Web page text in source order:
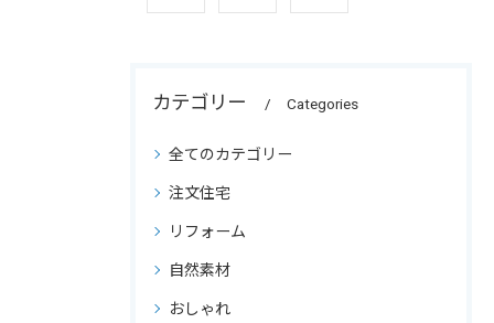
カテゴリー Categories
全てのカテゴリー
注文住宅
リフォーム
自然素材
おしゃれ